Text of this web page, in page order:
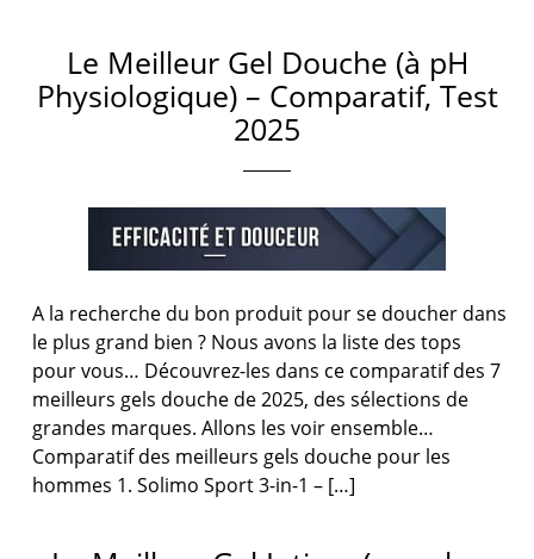
Le Meilleur Gel Douche (à pH
Physiologique) – Comparatif, Test
2025
A la recherche du bon produit pour se doucher dans
le plus grand bien ? Nous avons la liste des tops
pour vous… Découvrez-les dans ce comparatif des 7
meilleurs gels douche de 2025, des sélections de
grandes marques. Allons les voir ensemble…
Comparatif des meilleurs gels douche pour les
hommes 1. Solimo Sport 3-in-1 – […]